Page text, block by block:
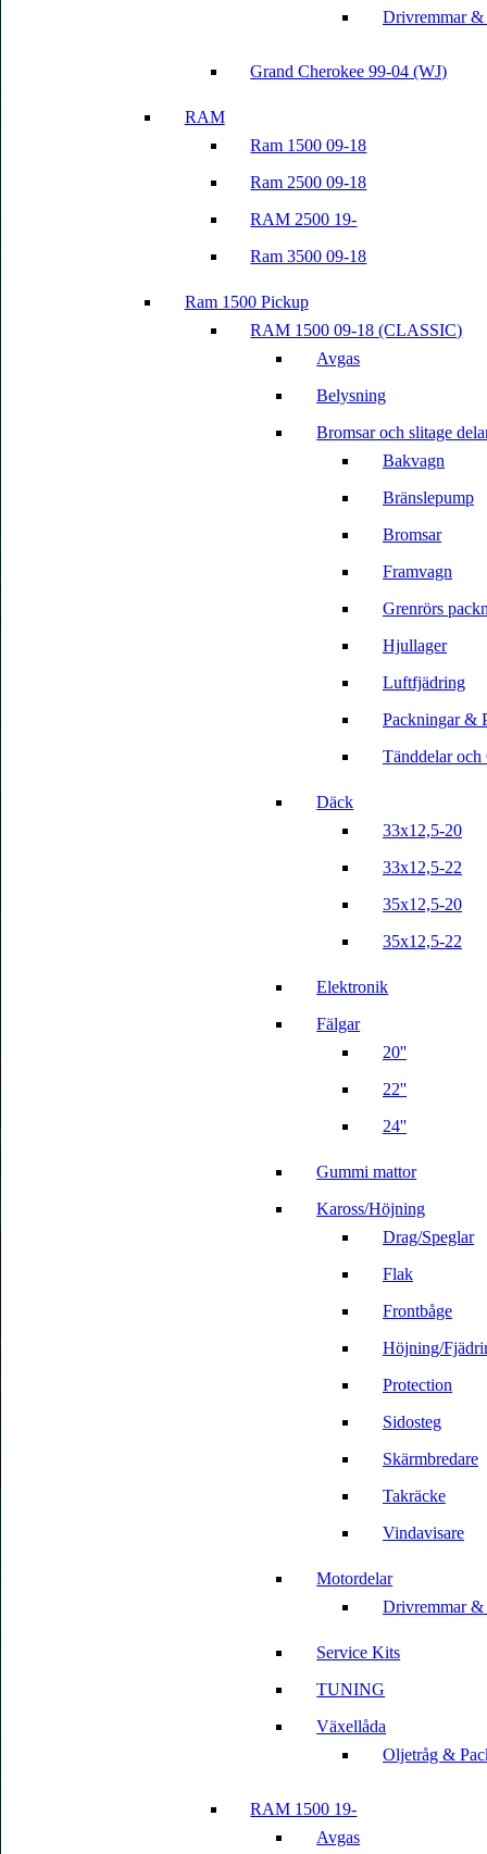
Drivremmar &
Grand Cherokee 99-04 (WJ)
RAM
Ram 1500 09-18
Ram 2500 09-18
RAM 2500 19-
Ram 3500 09-18
Ram 1500 Pickup
RAM 1500 09-18 (CLASSIC)
Avgas
Belysning
Bromsar och slitage
Bakvagn
Bränslepump
Bromsar
Framvagn
Grenrörs
Hjullager
Luftfjädring
Packningar &
Tänddelar
Däck
33x12,5-20
33x12,5-22
35x12,5-20
35x12,5-22
Elektronik
Fälgar
20''
22''
24''
Gummi mattor
Kaross/Höjning
Drag/Speglar
Flak
Frontbåge
Höjning/
Protection
Sidosteg
Skärmbredare
Takräcke
Vindavisare
Motordelar
Drivremmar &
Service Kits
TUNING
Växellåda
Oljetråg &
RAM 1500 19-
Avgas